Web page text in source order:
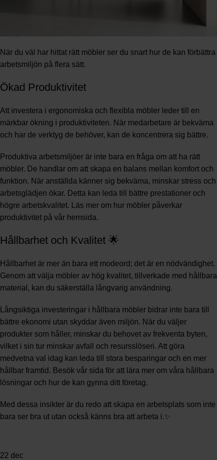
När du väl har hittat rätt möbler ser du snart hur de kan förbättra
arbetsmiljön på flera sätt.
Ökad Produktivitet
Att investera i ergonomiska och flexibla möbler leder till en
märkbar ökning i produktiviteten. När medarbetare är bekväma
och har de verktyg de behöver, kan de koncentrera sig bättre.
Produktiva arbetsmiljöer är inte bara en fråga om att ha rätt
möbler. De handlar om att skapa en balans mellan komfort och
funktion. När anställda känner sig bekväma, minskar stress och
arbetsglädjen ökar. Detta kan leda till bättre prestationer och
högre arbetskvalitet. Läs mer om hur möbler påverkar
produktivitet på vår hemsida.
Hållbarhet och Kvalitet 🌟
Hållbarhet är mer än bara ett modeord; det är en nödvändighet.
Genom att välja möbler av hög kvalitet, tillverkade med hållbara
material, kan du säkerställa långvarig användning.
Långsiktiga investeringar i hållbara möbler bidrar inte bara till
bättre ekonomi utan skyddar även miljön. När du väljer
produkter som håller, minskar du behovet av frekventa byten,
vilket i sin tur minskar avfall och resursslöseri. Att göra
medvetna val idag kan leda till stora besparingar och en mer
hållbar framtid. Besök vår sida för att lära mer om våra hållbara
lösningar och hur de kan gynna ditt företag.
Med dessa insikter är du redo att skapa en arbetsplats som inte
bara ser bra ut utan också känns bra att arbeta i.✨
22 dec